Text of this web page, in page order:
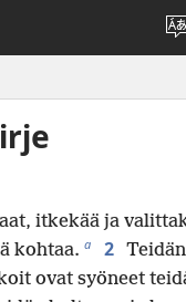
itkekää ja
kohtaa. a 2
ovat syöneet